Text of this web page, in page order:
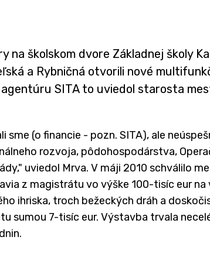
na školskom dvore Základnej školy
a Rybničná otvorili nové
SITA to uviedol starosta
(o financie - pozn. SITA), ale
rozvoja, pôdohospodárstva,
uviedol Mrva. V máji 2010 schválilo
z magistrátu vo výške 100-tisíc eur na
ihriska, troch bežeckých dráh a
sumou 7-tisíc eur. Výstavba trvala